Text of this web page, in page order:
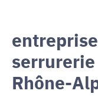
Rhône-